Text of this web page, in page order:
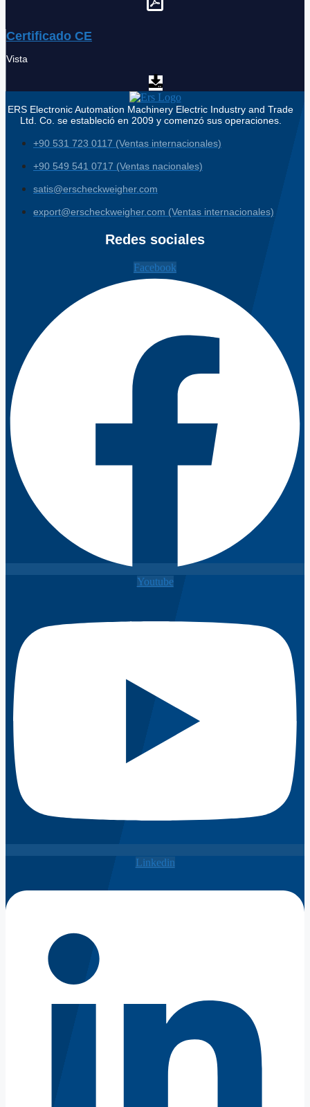
Certificado CE
Vista
ERS Electronic Automation Machinery Electric Industry and Trade
Ltd. Co. se estableció en 2009 y comenzó sus operaciones.
+90 531 723 0117 (Ventas internacionales)
+90 549 541 0717 (Ventas nacionales)
satis@erscheckweigher.com
export@erscheckweigher.com (Ventas internacionales)
Redes sociales
Facebook
Youtube
Linkedin